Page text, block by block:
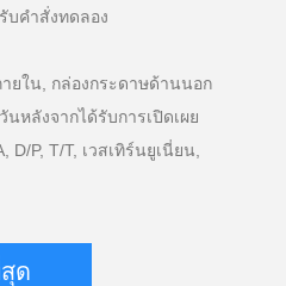
บคำสั่งทดลอง
ายใน, กล่องกระดาษด้านนอก
หลังจากได้รับการเปิดเผย
D/P, T/T, เวสเทิร์นยูเนี่ยน,
ด